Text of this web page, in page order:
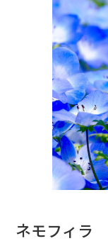
ネモフィラ